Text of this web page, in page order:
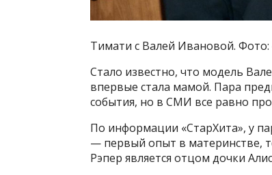
Тимати с Валей Ивановой. Фото:
Стало известно, что модель
впервые стала мамой. Пара
события, но в СМИ все равно
По информации «СтарХита», у
— первый опыт в материнстве,
Рэпер является отцом дочки